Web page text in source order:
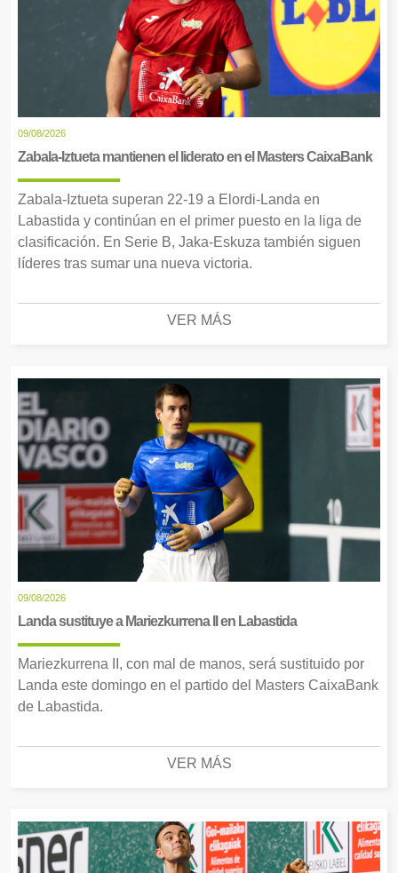
09/08/2026
Zabala-Iztueta mantienen el liderato en el Masters CaixaBank
Zabala-Iztueta superan 22-19 a Elordi-Landa en
Labastida y continúan en el primer puesto en la liga de
clasificación. En Serie B, Jaka-Eskuza también siguen
líderes tras sumar una nueva victoria.
VER MÁS
09/08/2026
Landa sustituye a Mariezkurrena II en Labastida
Mariezkurrena II, con mal de manos, será sustituido por
Landa este domingo en el partido del Masters CaixaBank
de Labastida.
VER MÁS